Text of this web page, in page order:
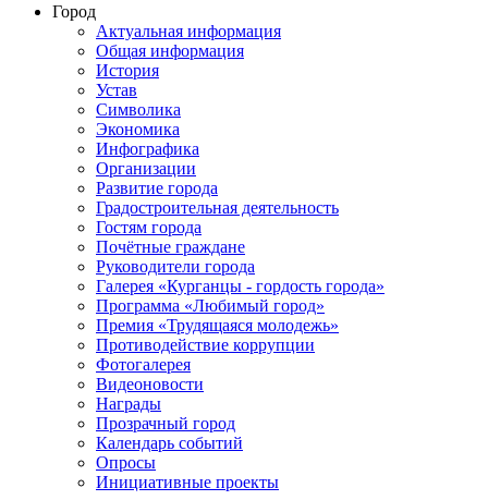
Город
Актуальная информация
Общая информация
История
Устав
Символика
Экономика
Инфографика
Организации
Развитие города
Градостроительная деятельность
Гостям города
Почётные граждане
Руководители города
Галерея «Курганцы - гордость города»
Программа «Любимый город»
Премия «Трудящаяся молодежь»
Противодействие коррупции
Фотогалерея
Видеоновости
Награды
Прозрачный город
Календарь событий
Опросы
Инициативные проекты